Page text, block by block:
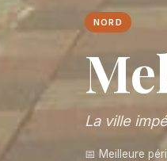
NORD
La ville
📅 Meilleure